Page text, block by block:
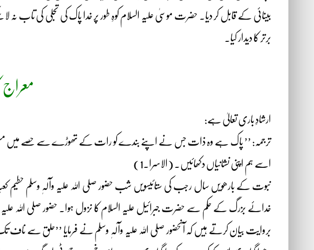
بینائی کے قابل کر دیا۔ حضرت موسیٰ علیہ السلام کوہِ طور پر خدا پاک کی تجلی کی تاب
برتر کا دیدار کیا۔
معراج
ارشادِ باری تعالیٰ ہے:
ترجمہ: ’’ پاک ہے وہ ذات جس نے اپنے بندے کو رات کے تھوڑے سے حصے میں
اسے ہم اپنی نشانیاں دکھائیں۔ (الاسرا۔1)
نبوت کے بارھویں سال رجب کی ستائیسویں شب حضور صلی اللہ علیہ وآلہٖ وسلم حطیم
خدائے بزرگ کے حکم سے حضرت جبرائیل علیہ السلام کا نزول ہوا۔ حضور صلی اللہ علیہ
بروایت بیان کرتے ہیں کہ آنحضور صلی اللہ علیہ وآلہٖ وسلم نے فرمایا ’’حلق سے